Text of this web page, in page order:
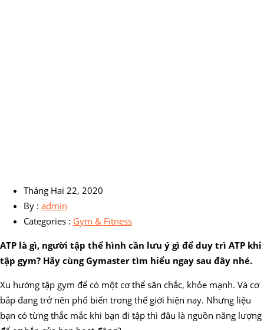
Tháng Hai 22, 2020
By : admin
Categories : Gym & Fitness
ATP là gì, người tập thể hình cần lưu ý gì để duy trì ATP khi
tập gym? Hãy cùng Gymaster tìm hiểu ngay sau đây nhé.
Xu hướng tập gym để có một cơ thể săn chắc, khỏe mạnh. Và cơ
bắp đang trở nên phổ biến trong thế giới hiện nay. Nhưng liệu
bạn có từng thắc mắc khi bạn đi tập thì đâu là nguồn năng lượng